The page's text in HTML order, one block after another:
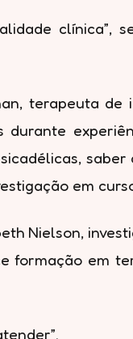
clínica”,
terapeuta de
em
Nielson,
formação em